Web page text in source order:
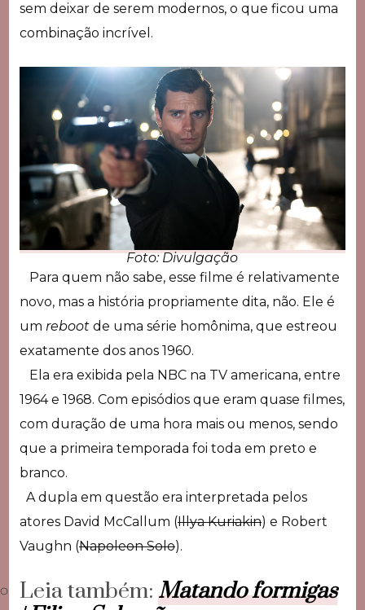
sem deixar de serem modernos, o que ficou uma
combinação incrível.
Foto: Divulgação
Para quem não sabe, esse filme é relativamente
novo, mas a história propriamente dita, não. Ele é
um reboot de uma série homônima, que estreou
exatamente dos anos 1960.
Ela era exibida pela NBC na TV americana, entre
1964 e 1968. Com episódios que eram quase filmes,
com duração de uma hora mais ou menos, sendo
que a primeira temporada foi toda em preto e
branco.
A dupla em questão era interpretada pelos
atores David McCallum (Illya Kuriakin) e Robert
Vaughn (Napoleon Solo).
Leia também: Matando formigas